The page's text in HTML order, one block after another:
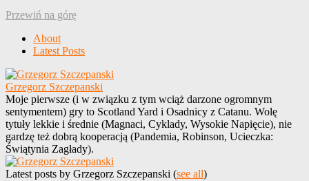
Przewiń na górę
About
Latest Posts
Grzegorz Szczepanski
Moje pierwsze (i w związku z tym wciąż darzone ogromnym
sentymentem) gry to Scotland Yard i Osadnicy z Catanu. Wolę
tytuły lekkie i średnie (Magnaci, Cyklady, Wysokie Napięcie), nie
gardzę też dobrą kooperacją (Pandemia, Robinson, Ucieczka:
Świątynia Zagłady).
Latest posts by Grzegorz Szczepanski (see all)